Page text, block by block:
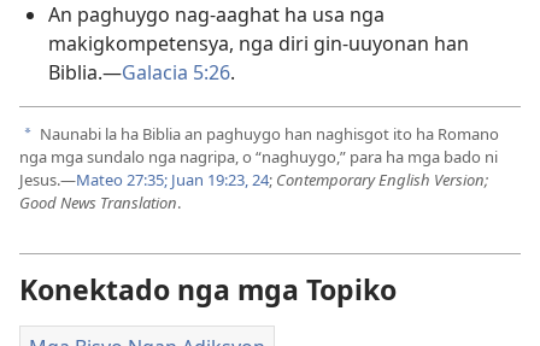
An paghuygo nag-aaghat ha usa nga
makigkompetensya, nga diri gin-uuyonan han
Biblia.—Galacia 5:26.
a Naunabi la ha Biblia an paghuygo han naghisgot ito ha Romano
nga mga sundalo nga nagripa, o “naghuygo,” para ha mga bado ni
Jesus.—Mateo 27:35; Juan 19:23, 24; Contemporary English Version;
Good News Translation.
Konektado nga mga Topiko